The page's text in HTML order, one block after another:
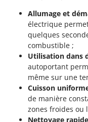
Postes à souder
Poussoirs à
Presses à pellets
Pressoirs à fruits
Pressoirs à
Pulvérisateurs
Pulvérisateurs
Gipeco
Girmi
GRAEF
Gre
GreenBay
Greenworks
GRIFO
GVS
Allumage et
électrique
quelques
combustible ;
Utilisation dans
autoportant
même sur une
Cuisson
de manière
zones froides ou
Nettoyage